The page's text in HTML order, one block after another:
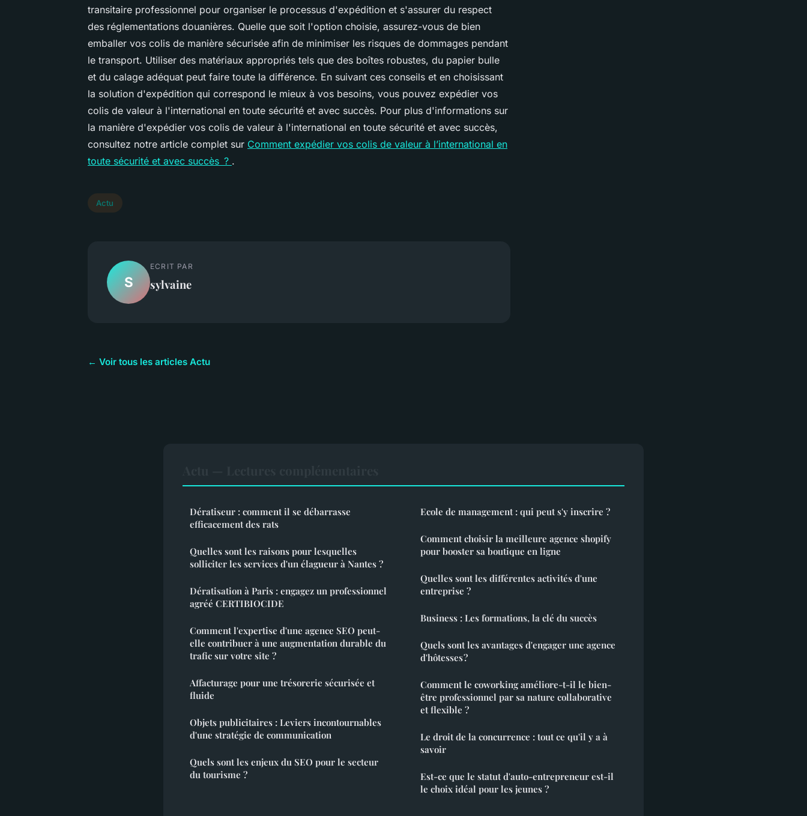
transitaire professionnel pour organiser le processus d'expédition et s'assurer du respect
des réglementations douanières. Quelle que soit l'option choisie, assurez-vous de bien
emballer vos colis de manière sécurisée afin de minimiser les risques de dommages pendant
le transport. Utiliser des matériaux appropriés tels que des boîtes robustes, du papier bulle
et du calage adéquat peut faire toute la différence. En suivant ces conseils et en choisissant
la solution d'expédition qui correspond le mieux à vos besoins, vous pouvez expédier vos
colis de valeur à l'international en toute sécurité et avec succès. Pour plus d'informations sur
la manière d'expédier vos colis de valeur à l'international en toute sécurité et avec succès,
consultez notre article complet sur Comment expédier vos colis de valeur à l’international en
toute sécurité et avec succès ? .
Actu
S
ECRIT PAR
sylvaine
← Voir tous les articles Actu
Dératiseur : comment il se débarrasse
efficacement des rats
Quelles sont les raisons pour lesquelles
solliciter les services d'un élagueur à Nantes ?
Dératisation à Paris : engagez un professionnel
agréé CERTIBIOCIDE
Comment l'expertise d'une agence SEO peut-
elle contribuer à une augmentation durable du
trafic sur votre site ?
Affacturage pour une trésorerie sécurisée et
fluide
Objets publicitaires : Leviers incontournables
d'une stratégie de communication
Quels sont les enjeux du SEO pour le secteur
du tourisme ?
Ecole de management : qui peut s'y inscrire ?
Comment choisir la meilleure agence shopify
pour booster sa boutique en ligne
Quelles sont les différentes activités d'une
entreprise ?
Business : Les formations, la clé du succès
Quels sont les avantages d'engager une agence
d'hôtesses ?
Comment le coworking améliore-t-il le bien-
être professionnel par sa nature collaborative
et flexible ?
Le droit de la concurrence : tout ce qu'il y a à
savoir
Est-ce que le statut d'auto-entrepreneur est-il
le choix idéal pour les jeunes ?